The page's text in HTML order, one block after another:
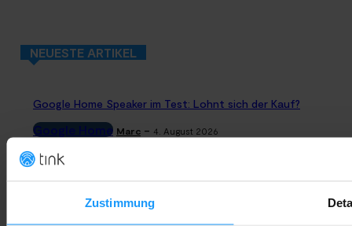
Zustimmung
NEUESTE ARTIKEL
Google Home Speaker im Test: Lohnt sich der Kauf?
Google Home Marc - 4. August 2026